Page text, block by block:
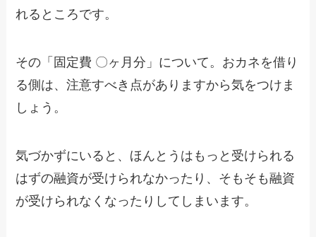
れるところです。
その「固定費 〇ヶ月分」について。おカネを借り
る側は、注意すべき点がありますから気をつけま
しょう。
気づかずにいると、ほんとうはもっと受けられる
はずの融資が受けられなかったり、そもそも融資
が受けられなくなったりしてしまいます。